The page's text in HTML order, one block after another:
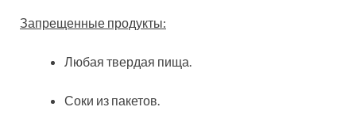
Запрещенные продукты:
Любая твердая пища.
Соки из пакетов.